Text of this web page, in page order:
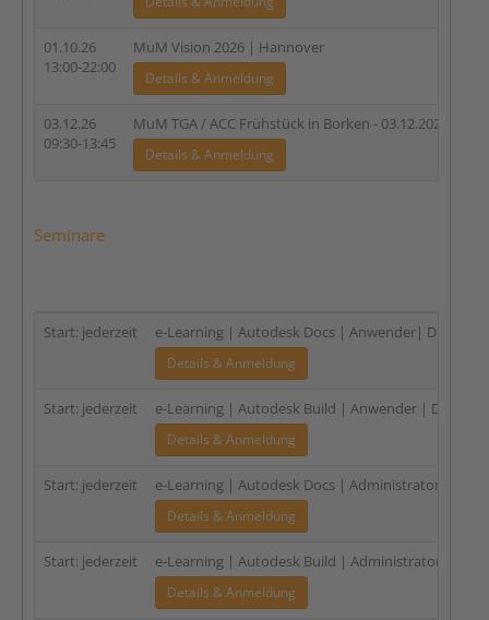
01.10.26
13:00-22:00
MuM Vision 2026 | Hannover
Details & Anmeldung
03.12.26
09:30-13:45
MuM TGA / ACC Frühstück in Borken - 03.12.2026
Details & Anmeldung
Seminare
Start: jederzeit e-Learning | Autodesk Docs | Anwender| DE |
Details & Anmeldung
Start: jederzeit e-Learning | Autodesk Build | Anwender | DE |
Details & Anmeldung
Start: jederzeit e-Learning | Autodesk Docs | Administratoren |
Details & Anmeldung
Start: jederzeit e-Learning | Autodesk Build | Administratoren |
Details & Anmeldung